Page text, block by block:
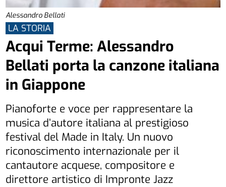
Alessandro Bellati
LA STORIA
Acqui Terme: Alessandro
Bellati porta la canzone italiana
in Giappone
Pianoforte e voce per rappresentare la
musica d’autore italiana al prestigioso
festival del Made in Italy. Un nuovo
riconoscimento internazionale per il
cantautore acquese, compositore e
direttore artistico di Impronte Jazz